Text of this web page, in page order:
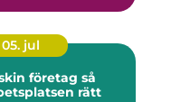
05. jul
företag så
rätt